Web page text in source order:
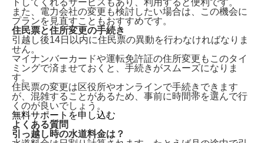
トしてくれるサービスもあり、利用すると便利です。
また、電力会社の変更も検討したい場合は、この機会に
プランを見直すこともおすすめです。
住民票と住所変更の手続き
引越し後14日以内に住民票の異動を行わなければなりま
せん。
マイナンバーカードや運転免許証の住所変更もこのタイ
ミングで済ませておくと、手続きがスムーズになりま
す。
住民票の変更は区役所やオンラインで手続きできます
が、混雑することがあるため、事前に時間帯を選んで行
くのが良いでしょう。
無料サポートを申し込む
よくある質問
引っ越し時の水道料金は？